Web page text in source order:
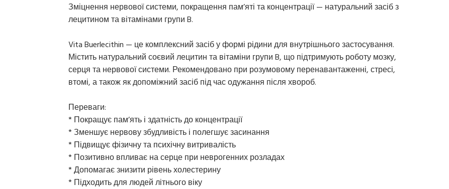
Зміцнення нервової системи, покращення пам’яті та концентрації — натуральний засіб з
лецитином та вітамінами групи B.
Vita Buerlecithin — це комплексний засіб у формі рідини для внутрішнього застосування.
Містить натуральний соєвий лецитин та вітаміни групи B, що підтримують роботу мозку,
серця та нервової системи. Рекомендовано при розумовому перенавантаженні, стресі,
втомі, а також як допоміжний засіб під час одужання після хвороб.
Переваги:
* Покращує пам’ять і здатність до концентрації
* Зменшує нервову збудливість і полегшує засинання
* Підвищує фізичну та психічну витривалість
* Позитивно впливає на серце при неврогенних розладах
* Допомагає знизити рівень холестерину
* Підходить для людей літнього віку